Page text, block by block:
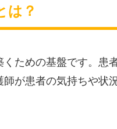
は？
ための基盤です。患
が患者の気持ちや状